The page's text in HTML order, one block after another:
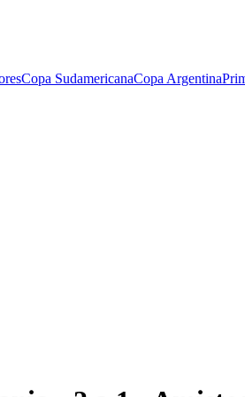
Copa SudamericanaCopa Argentina